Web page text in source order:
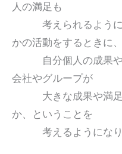
人の満足も
考えられるように
かの活動をするときに、
自分個人の成果や
会社やグループが
大きな成果や満足
か、ということを
考えるようになり